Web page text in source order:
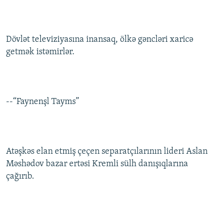
Dövlət televiziyasına inansaq, ölkə gəncləri xaricə
getmək istəmirlər.
--“Faynenşl Tayms”
Atəşkəs elan etmiş çeçen separatçılarının lideri Aslan
Məshədov bazar ertəsi Kremli sülh danışıqlarına
çağırıb.